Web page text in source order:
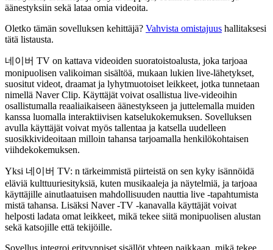
äänestyksiin sekä lataa omia videoita.
Oletko tämän sovelluksen kehittäjä? Vahvista omistajuus hallitaksesi
tätä listausta.
네이버 TV on kattava videoiden suoratoistoalusta, joka tarjoaa
monipuolisen valikoiman sisältöä, mukaan lukien live-lähetykset,
suositut videot, draamat ja lyhytmuotoiset leikkeet, jotka tunnetaan
nimellä Naver Clip. Käyttäjät voivat osallistua live-videoihin
osallistumalla reaaliaikaiseen äänestykseen ja juttelemalla muiden
kanssa luomalla interaktiivisen katselukokemuksen. Sovelluksen
avulla käyttäjät voivat myös tallentaa ja katsella uudelleen
suosikkivideoitaan milloin tahansa tarjoamalla henkilökohtaisen
viihdekokemuksen.
Yksi 네이버 TV: n tärkeimmistä piirteistä on sen kyky isännöidä
eläviä kulttuuriesityksiä, kuten musikaaleja ja näytelmiä, ja tarjoaa
käyttäjille ainutlaatuisen mahdollisuuden nauttia live -tapahtumista
mistä tahansa. Lisäksi Naver -TV -kanavalla käyttäjät voivat
helposti ladata omat leikkeet, mikä tekee siitä monipuolisen alustan
sekä katsojille että tekijöille.
Sovellus integroi erityyppiset sisällöt yhteen paikkaan, mikä tekee